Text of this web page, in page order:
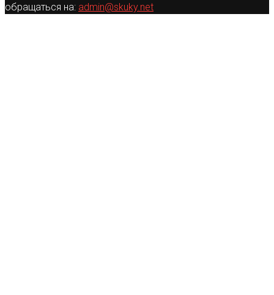
обращаться на: admin@skuky.net